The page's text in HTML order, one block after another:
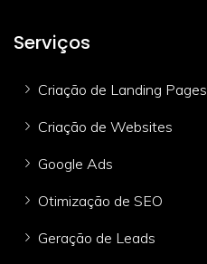
Serviços
Criação de Landing Pages
Criação de Websites
Google Ads
Otimização de SEO
Geração de Leads